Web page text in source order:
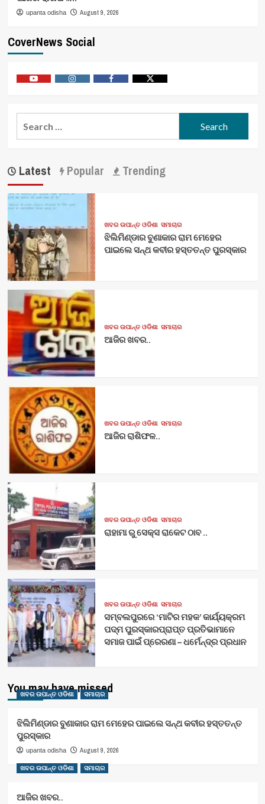
upanta odisha August 9, 2026
CoverNews Social
Latest Popular Trending
ଖବର ଉପାନ୍ତ ଓଡିଶା ସମାଚାର
ଝିଲିମିଣ୍ଡାର ବୁଣାକାର ରାମ ମେହେର
ପାଇଲେ ସନ୍ଥ କବୀର ହସ୍ତତନ୍ତ ପୁରସ୍କାର
ଖବର ଉପାନ୍ତ ଓଡିଶା ସମାଚାର
ଆଜିର ଖବର..
ଖବର ଉପାନ୍ତ ଓଡିଶା ସମାଚାର
ଆଜିର ରାଶିଫଳ..
ଖବର ଉପାନ୍ତ ଓଡିଶା ସମାଚାର
ରାହାମା ରୁ ସେକ୍ସ ରାକେଟ ଠାବ ..
ଖବର ଉପାନ୍ତ ଓଡିଶା ସମାଚାର
ସମ୍ବଲପୁରରେ ‘ମାଟିର ମହକ’ କାର୍ଯ୍ୟକ୍ରମ
ପଦ୍ମ ପୁରସ୍କାରପ୍ରାପ୍ତ ପ୍ରତିଭାମାନେ
ସମାଜ ପାଇଁ ପ୍ରେରଣା – ଧର୍ମେନ୍ଦ୍ର ପ୍ରଧାନ
You may have missed
ଖବର ଉପାନ୍ତ ଓଡିଶା ସମାଚାର
ଝିଲିମିଣ୍ଡାର ବୁଣାକାର ରାମ ମେହେର ପାଇଲେ ସନ୍ଥ କବୀର ହସ୍ତତନ୍ତ
ପୁରସ୍କାର
upanta odisha August 9, 2026
ଖବର ଉପାନ୍ତ ଓଡିଶା ସମାଚାର
ଆଜିର ଖବର..